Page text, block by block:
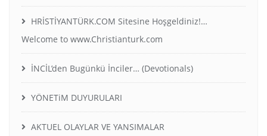
HRİSTİYANTÜRK.COM Sitesine Hoşgeldiniz!…
Welcome to www.Christianturk.com
İNCİL’den Bugünkü İnciler… (Devotionals)
YÖNETiM DUYURULARI
AKTUEL OLAYLAR VE YANSIMALAR